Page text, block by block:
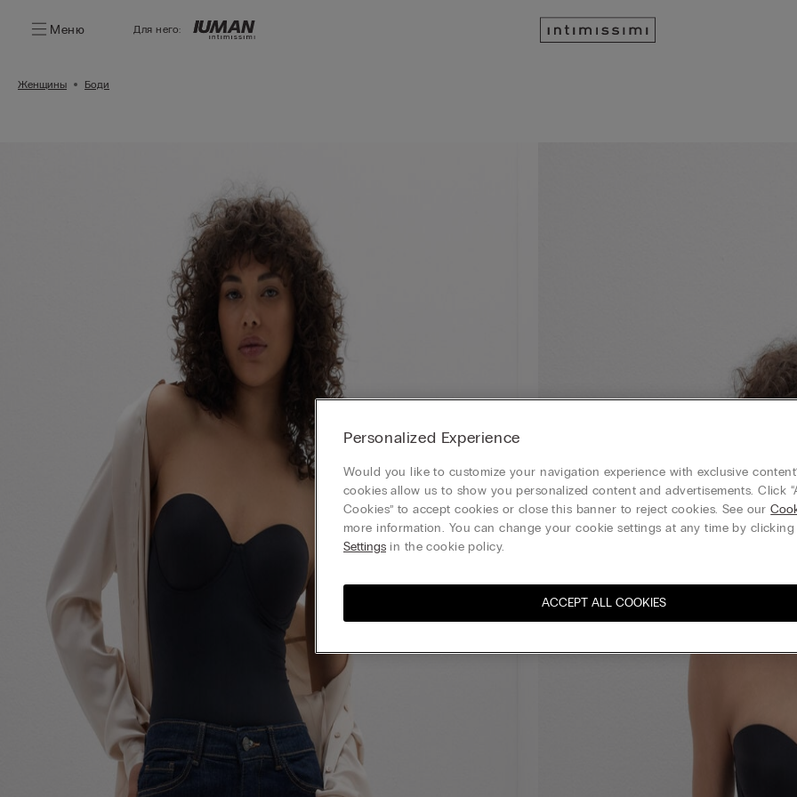
Меню Для него:
Женщины Боди
Personalized Experience
Would you like to customize your navigation experience with exclusive
cookies allow us to show you personalized content and advertisements. Click
Cookies” to accept cookies or close this banner to reject cookies. See our
more information. You can change your cookie settings at any time by clicking
Settings in the cookie policy.
ACCEPT ALL COOKIES